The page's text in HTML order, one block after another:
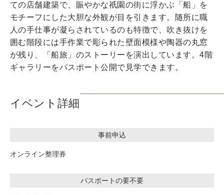
ての店舗建築で、賑やかな祇園の街に浮かぶ「船」を
モチーフにした大胆な外観が目を引きます。随所に職
人の手仕事が凝らされているのも特徴で、吹き抜けを
囲む階段には手作業で彫られた壁面模様や陶器の丸窓
が残り、「船旅」のストーリーを演出しています。4階
ギャラリーをパスポート公開で見学できます。
イベント詳細
事前申込
オンライン整理券
パスポートの要不要